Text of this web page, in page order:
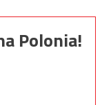
Polonia!